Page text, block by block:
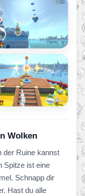
Wolken
der Ruine kannst
Spitze ist eine
Schnapp dir
Hast du alle